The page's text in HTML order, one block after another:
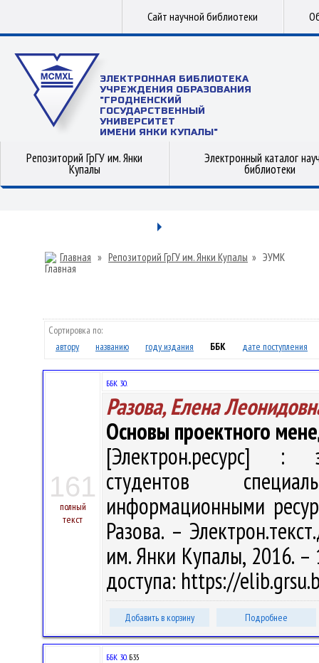
Сайт научной библиотеки
ЭЛЕКТРОННАЯ БИБЛИОТЕКА
УЧРЕЖДЕНИЯ ОБРАЗОВАНИЯ
"ГРОДНЕНСКИЙ
ГОСУДАРСТВЕННЫЙ
УНИВЕРСИТЕТ
ИМЕНИ ЯНКИ КУПАЛЫ"
Репозиторий ГрГУ им. Янки
Купалы
Электронный каталог
библиотеки
Главная » Репозиторий ГрГУ им. Янки Купалы » ЭУМК
Сортировка по:
автору
названию году издания ББК дате поступления
161
полный
текст
ББК 30.
Разова, Елена
Основы проектного
[Электрон.ресурс] :
студентов
информационными
Разова. –
им. Янки Купалы, 2016. –
доступа: https://
Добавить в корзину Подробнее
ББК 30.Б35